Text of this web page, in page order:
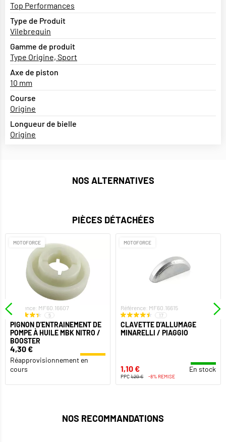
Top Performances
Type de Produit
Vilebrequin
Gamme de produit
Type Origine, Sport
Axe de piston
10 mm
Course
Origine
Longueur de bielle
Origine
NOS ALTERNATIVES
PIÈCES DÉTACHÉES
MOTOFORCE
Référence: MF60.16607
5
PIGNON D'ENTRAINEMENT DE
POMPE À HUILE MBK NITRO /
BOOSTER
4,30 €
Réapprovisionnement en
cours
MOTOFORCE
Référence: MF60.16615
17
CLAVETTE D'ALLUMAGE
MINARELLI / PIAGGIO
1,10 € En stock
PPC1,20 € -8% REMISE
NOS RECOMMANDATIONS